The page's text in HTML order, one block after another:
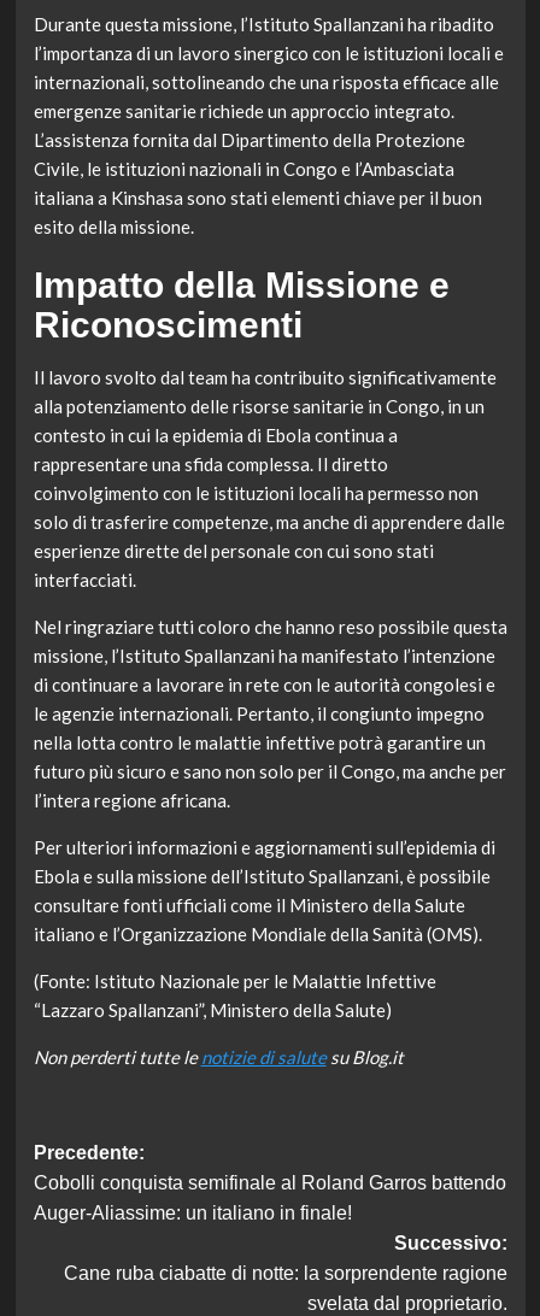
Durante questa missione, l’Istituto Spallanzani ha ribadito
l’importanza di un lavoro sinergico con le istituzioni locali e
internazionali, sottolineando che una risposta efficace alle
emergenze sanitarie richiede un approccio integrato.
L’assistenza fornita dal Dipartimento della Protezione
Civile, le istituzioni nazionali in Congo e l’Ambasciata
italiana a Kinshasa sono stati elementi chiave per il buon
esito della missione.
Impatto della Missione e
Riconoscimenti
Il lavoro svolto dal team ha contribuito significativamente
alla potenziamento delle risorse sanitarie in Congo, in un
contesto in cui la epidemia di Ebola continua a
rappresentare una sfida complessa. Il diretto
coinvolgimento con le istituzioni locali ha permesso non
solo di trasferire competenze, ma anche di apprendere dalle
esperienze dirette del personale con cui sono stati
interfacciati.
Nel ringraziare tutti coloro che hanno reso possibile questa
missione, l’Istituto Spallanzani ha manifestato l’intenzione
di continuare a lavorare in rete con le autorità congolesi e
le agenzie internazionali. Pertanto, il congiunto impegno
nella lotta contro le malattie infettive potrà garantire un
futuro più sicuro e sano non solo per il Congo, ma anche per
l’intera regione africana.
Per ulteriori informazioni e aggiornamenti sull’epidemia di
Ebola e sulla missione dell’Istituto Spallanzani, è possibile
consultare fonti ufficiali come il Ministero della Salute
italiano e l’Organizzazione Mondiale della Sanità (OMS).
(Fonte: Istituto Nazionale per le Malattie Infettive
“Lazzaro Spallanzani”, Ministero della Salute)
Non perderti tutte lenotizie di salutesu Blog.it
Navigazione
articolo
Precedente:
Cobolli conquista semifinale al Roland Garros battendo
Auger-Aliassime: un italiano in finale!
Successivo:
Cane ruba ciabatte di notte: la sorprendente ragione
svelata dal proprietario.